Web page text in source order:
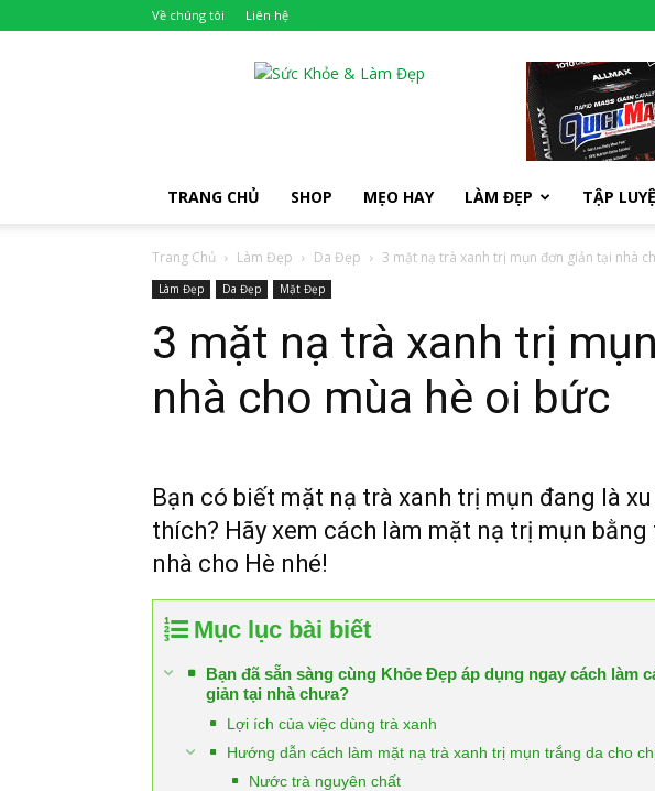
Về chúng tôi Liên hệ
TRANG CHỦ SHOP MẸO HAY LÀM ĐẸP TẬP
Trang Chủ Làm Đẹp Da Đẹp 3 mặt nạ trà xanh trị mụn đơn giản tại nhà
Làm Đẹp Da Đẹp Mặt Đẹp
3 mặt nạ trà xanh trị
nhà cho mùa hè oi bức
Bạn có biết mặt nạ trà xanh trị mụn đang là
thích? Hãy xem cách làm mặt nạ trị mụn
nhà cho Hè nhé!
Mục lục bài biết
Bạn đã sẵn sàng cùng Khỏe Đẹp áp dụng ngay cách làm
giản tại nhà chưa?
Lợi ích của việc dùng trà xanh
Hướng dẫn cách làm mặt nạ trà xanh trị mụn trắng da cho
Nước trà nguyên chất